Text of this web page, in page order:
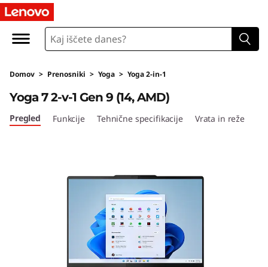
Domov > Prenosniki > Yoga > Yoga 2-in-1
Yoga 7 2-v-1 Gen 9 (14, AMD)
Pregled Funkcije Tehnične specifikacije Vrata in reže